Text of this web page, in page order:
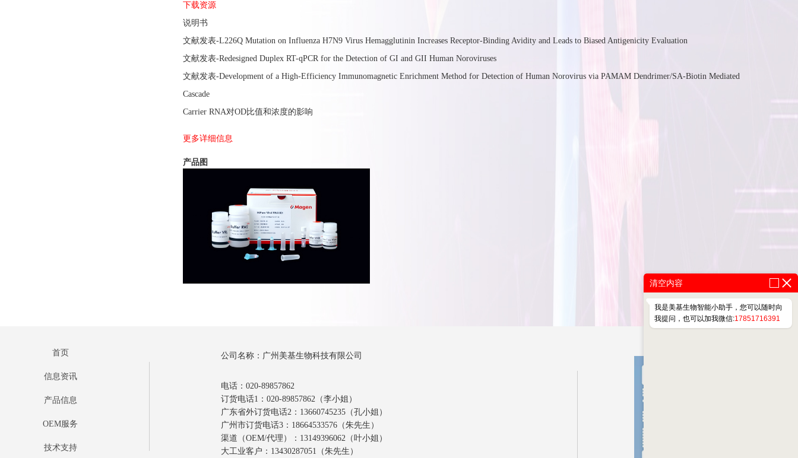
下载资源
说明书
文献发表-L226Q Mutation on Influenza H7N9 Virus Hemagglutinin Increases Receptor-Binding Avidity and Leads to Biased Antigenicity Evaluation
文献发表-Redesigned Duplex RT-qPCR for the Detection of GI and GII Human Noroviruses
文献发表-Development of a High-Efficiency Immunomagnetic Enrichment Method for Detection of Human Norovirus via PAMAM Dendrimer/SA-Biotin Mediated
Cascade
Carrier RNA对OD比值和浓度的影响
更多详细信息
产品图
首页
信息资讯
产品信息
OEM服务
技术支持
公司名称：广州美基生物科技有限公司
电话：020-89857862
订货电话1：020-89857862（李小姐）
广东省外订货电话2：13660745235（孔小姐）
广州市订货电话3：18664533576（朱先生）
渠道（OEM/代理）：13149396062（叶小姐）
大工业客户：13430287051（朱先生）
清空内容
我是美基生物智能小助手，您可以随时向
我提问，也可以加我微信:17851716391